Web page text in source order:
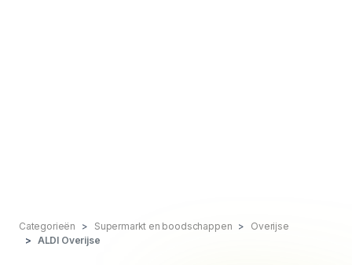
Categorieën Supermarkt en boodschappen
Overijse
ALDI Overijse